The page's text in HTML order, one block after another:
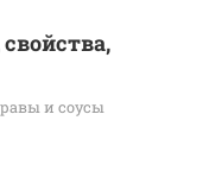
и соусы